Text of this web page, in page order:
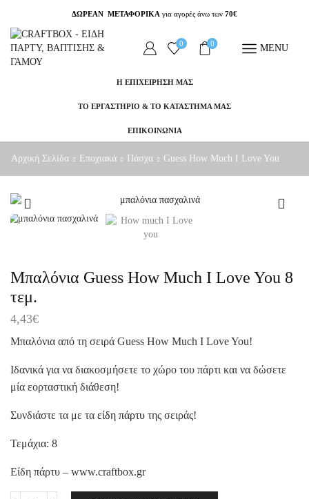
ΔΩΡΕΑΝ ΜΕΤΑΦΟΡΙΚΑ για αγορές άνω των 70€
0 0 MENU
Η ΕΠΙΧΕΙΡΗΣΗ ΜΑΣ
ΤΟ ΕΡΓΑΣΤΗΡΙΟ & ΤΟ ΚΑΤΑΣΤΗΜΑ ΜΑΣ
ΕΠΙΚΟΙΝΩΝΙΑ
Αρχική Σελίδα Εποχιακά Πάσχα Guess How Much I Love You
Μπαλόνια Guess How Much I Love You 8
τεμ.
4,43€
Μπαλόνια από τη σειρά Guess How Much I Love You!
Ιδανικά για να διακοσμήσετε το χώρο του πάρτι και να δώσετε
μία εορταστική διάθεση!
Συνδιάστε τα με τα είδη πάρτυ της σειράς!
Τεμάχια: 8
Είδη πάρτυ – www.craftbox.gr